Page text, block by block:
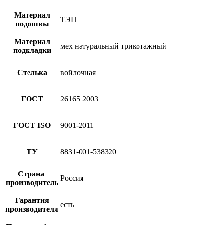
Материал
подошвы
ТЭП
Материал
подкладки
мех натуральный трикотажный
Стелька войлочная
ГОСТ 26165-2003
ГОСТ ISO 9001-2011
ТУ 8831-001-538320
Страна-
производитель
Россия
Гарантия
производителя
есть